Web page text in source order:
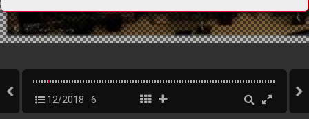
12/2018 6